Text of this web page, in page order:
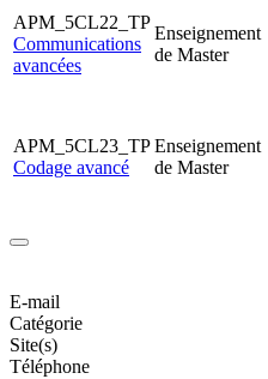
APM_5CL22_TP
Communications
avancées
Enseignement
de Master
APM_5CL23_TP
Codage avancé
Enseignement
de Master
E-mail
Catégorie
Site(s)
Téléphone